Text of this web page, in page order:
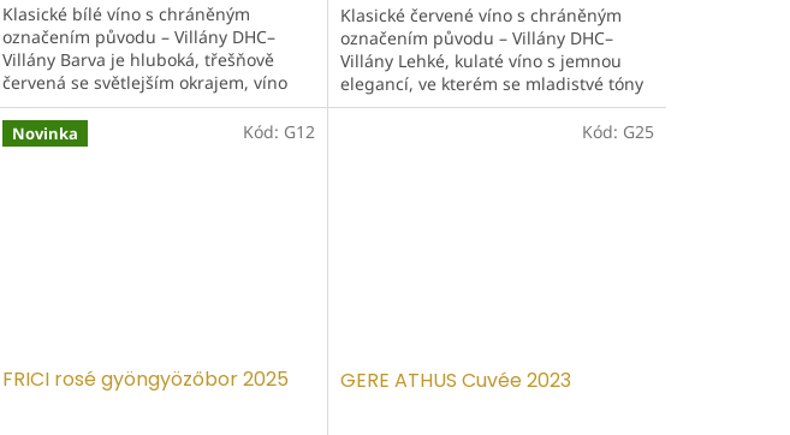
Klasické bílé víno s chráněným
označením původu – Villány DHC–
Villány Barva je hluboká, třešňově
červená se světlejším okrajem, víno
obsahově působí plně. Ve vůni
odráží...
Klasické červené víno s chráněným
označením původu – Villány DHC–
Villány Lehké, kulaté víno s jemnou
elegancí, ve kterém se mladistvé tóny
ukazují vyváženě a harmonicky....
Novinka
FRICI rosé gyöngyözőbor 2025
Kód: G12
GERE ATHUS Cuvée 2023
Kód: G25